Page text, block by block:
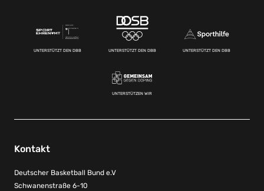
UNTERSTÜTZT DEN DBB UNTERSTÜTZT DEN DBB UNTERSTÜTZT DEN DBB
UNTERSTÜTZEN WIR
Kontakt
Deutscher Basketball Bund e.V
Schwanenstraße 6-10